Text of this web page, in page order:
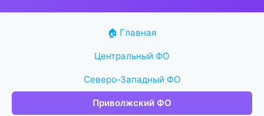
🏠 Главная
Центральный ФО
Северо-Западный ФО
Приволжский ФО